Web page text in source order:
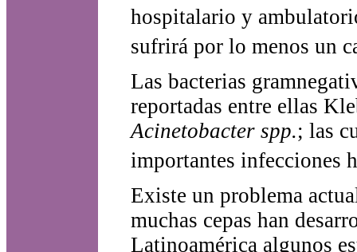
hospitalario y
sufrirá por lo menos un
Las bacterias
reportadas entre ellas
Acinetobacter spp.; las
importantes infecciones
Existe un problema
muchas cepas han
Latinoamérica algunos